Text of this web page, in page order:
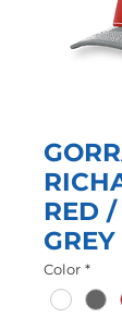
RED
Color *